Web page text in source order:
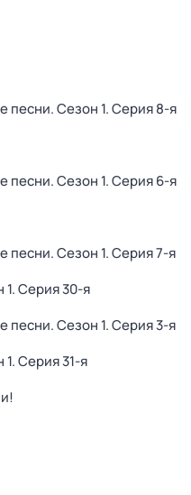
песни. Сезон 1. Серия 8-я
песни. Сезон 1. Серия 6-я
песни. Сезон 1. Серия 7-я
1. Серия 30-я
песни. Сезон 1. Серия 3-я
1. Серия 31-я